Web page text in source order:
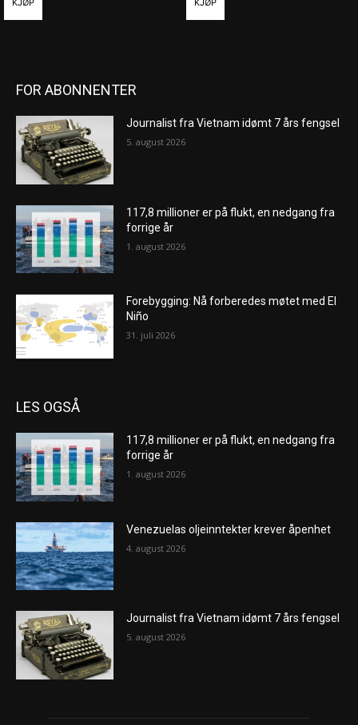
KJØP KJØP
FOR ABONNENTER
Journalist fra Vietnam idømt 7 års fengsel
5. august 2026
117,8 millioner er på flukt, en nedgang fra
forrige år
1. august 2026
Forebygging: Nå forberedes møtet med El
Niño
31. juli 2026
LES OGSÅ
117,8 millioner er på flukt, en nedgang fra
forrige år
1. august 2026
Venezuelas oljeinntekter krever åpenhet
4. august 2026
Journalist fra Vietnam idømt 7 års fengsel
5. august 2026